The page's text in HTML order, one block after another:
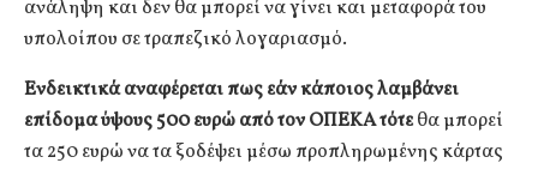
ανάληψη και δεν θα μπορεί να γίνει και μεταφορά του
υπολοίπου σε τραπεζικό λογαριασμό.
Ενδεικτικά αναφέρεται πως εάν κάποιος λαμβάνει
επίδομα ύψους 500 ευρώ από τον ΟΠΕΚΑ τότεθα μπορεί
τα 250 ευρώ να τα ξοδέψει μέσω προπληρωμένης κάρτας